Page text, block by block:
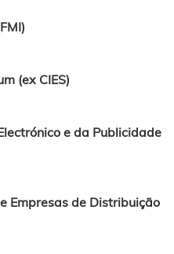
(ex CIES)
e da Publicidade
Empresas de Distribuição